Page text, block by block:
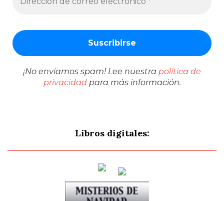
¡No enviamos spam! Lee nuestra política de
privacidadpara más información.
Libros digitales: